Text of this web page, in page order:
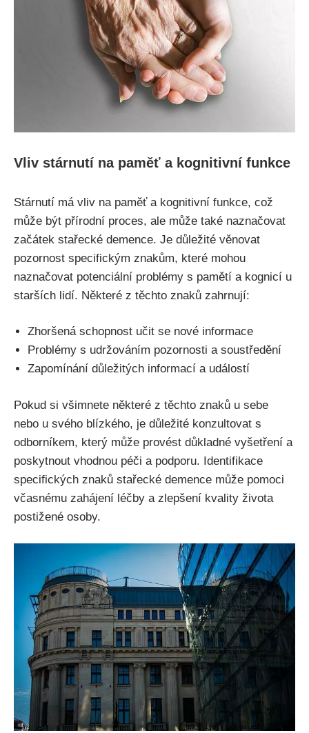
Vliv stárnutí na paměť a kognitivní funkce
Stárnutí má vliv na paměť a kognitivní funkce, což
může být přírodní proces, ale může také naznačovat
začátek stařecké demence. Je důležité věnovat
pozornost specifickým znakům, které mohou
naznačovat potenciální problémy s pamětí a kognicí u
starších lidí. Některé z těchto znaků zahrnují:
Zhoršená schopnost učit se nové informace
Problémy s udržováním pozornosti a soustředění
Zapomínání důležitých informací a událostí
Pokud si všimnete některé z těchto znaků u sebe
nebo u svého blízkého, je důležité konzultovat s
odborníkem, který může provést důkladné vyšetření a
poskytnout vhodnou péči a podporu. Identifikace
specifických znaků stařecké demence může pomoci
včasnému zahájení léčby a zlepšení kvality života
postižené osoby.